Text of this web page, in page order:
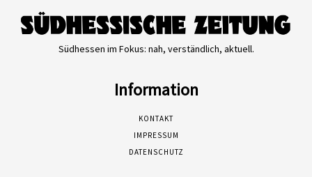
Südhessen im Fokus: nah, verständlich, aktuell.
Information
KONTAKT
IMPRESSUM
DATENSCHUTZ